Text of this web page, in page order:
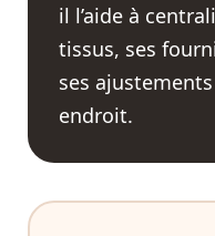
il l’aide à
tissus, ses
ses
endroit.